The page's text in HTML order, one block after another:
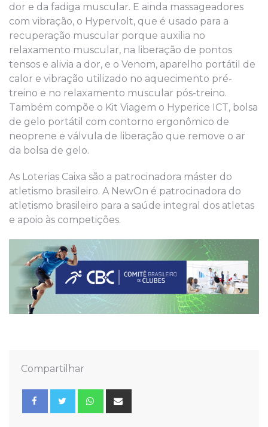
dor e da fadiga muscular. E ainda massageadores
com vibração, o Hypervolt, que é usado para a
recuperação muscular porque auxilia no
relaxamento muscular, na liberação de pontos
tensos e alivia a dor, e o Venom, aparelho portátil de
calor e vibração utilizado no aquecimento pré-
treino e no relaxamento muscular pós-treino.
Também compõe o Kit Viagem o Hyperice ICT, bolsa
de gelo portátil com contorno ergonômico de
neoprene e válvula de liberação que remove o ar
da bolsa de gelo.
As Loterias Caixa são a patrocinadora máster do
atletismo brasileiro. A NewOn é patrocinadora do
atletismo brasileiro para a saúde integral dos atletas
e apoio às competições.
Compartilhar
Whatsapp